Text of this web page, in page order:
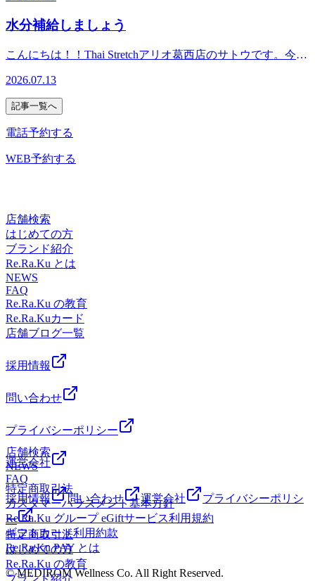
夜の22時～深夜2時は、身体に脂肪を溜め込むタンパク質
【BMAL1】（ビーマルワン）の分泌が活性化する時間帯で
す。同じカロリーを摂ったとしても、日中に比べて圧倒的に
太りやすくなってしまいます。 ②睡眠の質が低下しやすく
なる 寝る前に砂糖を多く摂ると血糖値が急上昇し、寝てい
めてしまったり、朝起きた時に疲れが残っていたりと、疲労
因になる 消化しきれなかった糖質は、体内のタンパク質と
内臓を冷やして血行不良を起こし、翌朝のむくみにつながり
揃えた食材を選ぶことがポイントです。糖質だけでなく、脂
質も抑えて胃腸の負担を減らしながら、血糖値の急上昇を抑
えられると良いでしょう。 入浴後でしたら水分補給として
も活用できると効率的です。 夕食後やお風呂後に！食べて
もOKな組み合わせ冷凍バナナ・パイン・ベリー類 果物は、
人工の砂糖を使わないビタミンミネラル豊富なヘルシーデザ
ートです。 バナナには睡眠の質を高める『トリプトファ
ン』、パインには消化力をアップさせる『ブロメライン』、
ブルーベリーには強い抗酸化作用『アントシアニン』が豊富
と太る原因になるのはアイスと変わりません。軽くつまむ
か、小さい小鉢一杯程度にしましょう。 ヨーグルト＋ナッ
ツ類＋はちみつ ヨーグルトは乳酸菌などがタンパク質や脂
ナッツ類にはビタミンＥが豊富に含まれ、血管や肌の老化防
止に役立ちます。また、はちみつには腸内のビフィズス菌を
増やす働きをするので、ヨーグルトと相性が良く、消化吸収
の早い果糖やブドウ糖が主成分なので、疲労回復にも役立ち
ます。 絹ごし豆腐＋黒蜜＋きなこ 豆腐やきなこに含まれる
大豆イソフラボンには、強い抗酸化作用があり、骨粗しょう
症予防にも効果的。肥満やがんを予防するサポニンという成
分も含まれています。 黒蜜は普通の砂糖と比べてカルシウ
ムやカリウム、マグネシウムといったミネラルが豊富で、む
くみ改善や神経の興奮を抑えたりする働きが期待できます。
夕食後や就寝前のデザートは、我慢しすぎてストレスを溜め
Thai Stretchアリオ葛西店＜営業時間＞10：00～21：00（最
オ葛西2F
です！お電話ですとより詳細なお時間のご相談ができます！
施術中ですと、すぐに対応が難しい場合がございますので留
守番電話にメッセージを残して頂けると幸いです。スタッフ
さ！タイ古式ストレッチ！じっくりほぐして、ゆっくり伸ば
＞10：00～21：00（最終受付19：50）＜住所＞東京都江戸川
こんにちは!ご覧いただきありがとうございます。当店リラ
ク式タイストレッチでは、タイ式で腰脚まわりをアプローチ
て、受けやすいオプションもご提案しています。アリオでた
くさん歩いた後は、脚だけでなく首肩や頭まわりまで疲れを
感じることがあります。そんな時におすすめなのが、爽快ヘ
ッドスパのオプションです。ひんやり炭酸泡で頭まわりをケ
アしながら、タイ式で身体のお疲れにも対応できます。お買
い物の合間や帰る前の休憩に、夏限定の爽快感をぜひどう
てください★おすすめの香りはさっぱりスッキリするブルー
て、ゆっくり伸ばす、全身ストレッチ！Thai Stretchアリオ
葛西店＜営業時間＞10：00～21：00（最終受付19：50）＜住
所＞東京都江戸川区東葛西9-3-3 アリオ葛西2F＜電話番号
＞03-6808-5366（混雑時は留守番電話になる場合がございま
す。ご了承くださいませ。）＜オンライン予約＞
https://mitsuraku.jp/pm/online/index/t7y0n1
水分補給しましょう
こんにちは！！Thai Stretchアリオ葛西店のサトウです。今日
季節は、体温調節を難しくし、汗をかいても蒸発しにくくな
り、体内の水分が失われやすいため意識的に水分を摂取する
こと、フルーツや野菜を積極的に取り入れることが大切で
す。特に、スイカやキュウリなどの水分を多く含む食品は、
腸内環境を整えることで、お身体全体の健康維持に繋がりま
と、すぐに対応が難しい場合がございますので留守番電話に
メッセージを残して頂けると幸いです。スタッフ一同、心よ
りご来店お待ちしております！驚きの気持ち良さ！タイ古式
ストレッチ！じっくりほぐして、ゆっくり伸ばす、全身スト
レッチ！Thai Stretchアリオ葛西店＜営業時間＞10：00～
21：00（最終受付19：50）＜住所＞東京都江戸川区東葛西9-
3-3 アリオ葛西2F
2026.07.13
記事一覧へ
電話予約する
WEB予約する
店舗検索
はじめての方
ブランド紹介
Re.Ra.Ku とは
NEWS
FAQ
Re.Ra.Ku の教育
Re.Ra.Kuカード
店舗ブログ一覧
採用情報
問い合わせ
プライバシーポリシー
運営会社
特定商取引法
カスタマーハラスメント基本方針
Re.Ra.Ku グループ eGiftサービス利用規約
ギフトカード利用約款
Re.Ra.Ku PAY とは
© MEDIROM Wellness Co. All Right Reserved.
店舗検索
NEWS
FAQ
採用情報
問い合わせ 運営会社
プライバシーポリシ
ー
特定商取引法
はじめての方
Re.Ra.Ku の教育
ブランド紹介